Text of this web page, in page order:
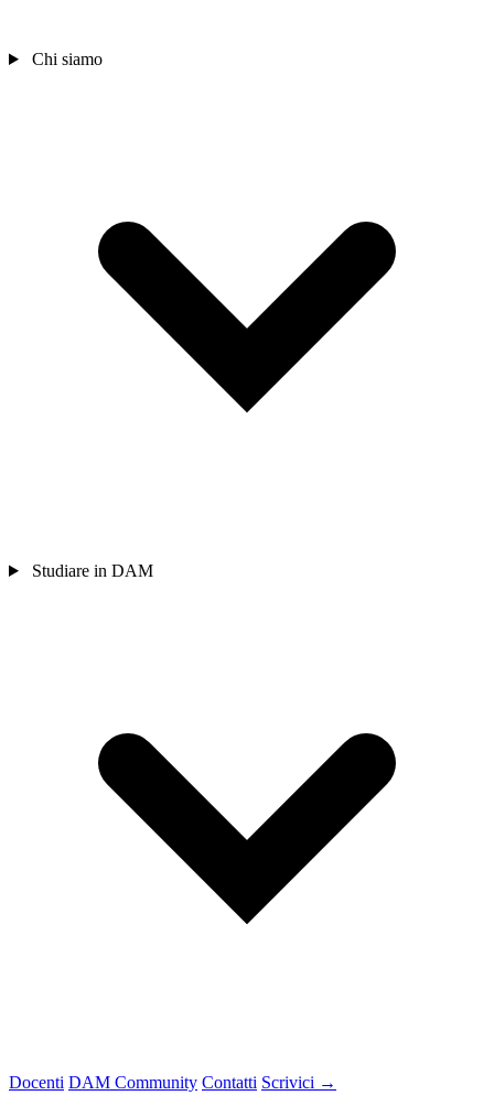
Chi siamo
Studiare in DAM
Docenti DAM Community Contatti Scrivici →